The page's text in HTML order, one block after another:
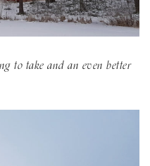
to take and an even better